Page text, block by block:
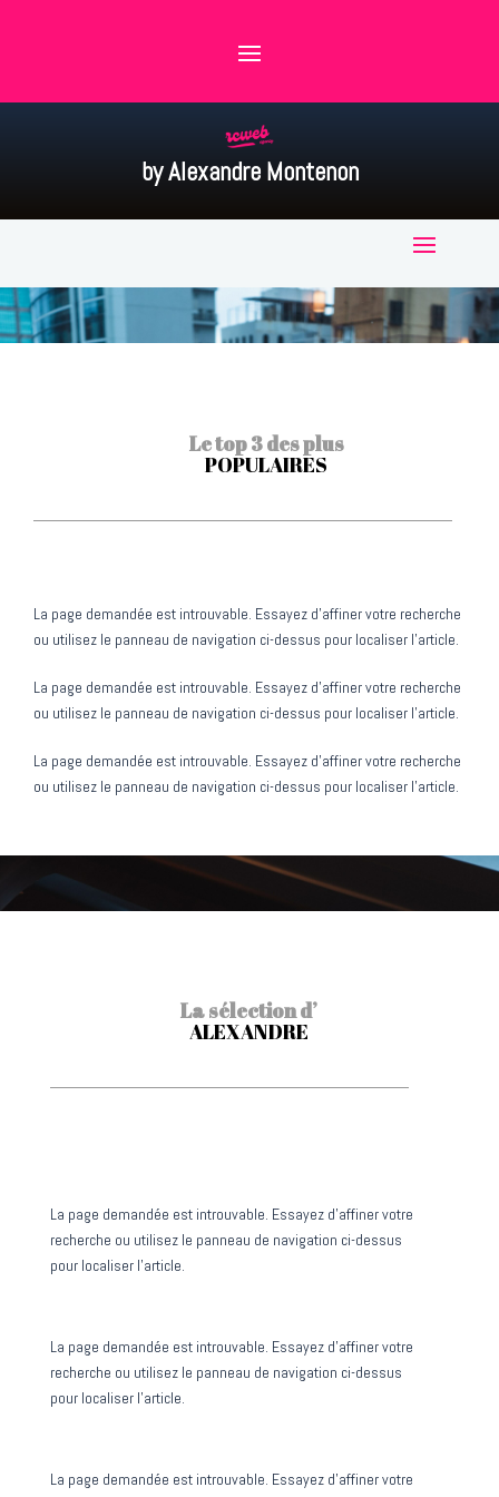
by Alexandre Montenon
Le top 3 des plus
POPULAIRES
La page demandée est introuvable. Essayez d'affiner votre recherche
ou utilisez le panneau de navigation ci-dessus pour localiser l'article.
La page demandée est introuvable. Essayez d'affiner votre recherche
ou utilisez le panneau de navigation ci-dessus pour localiser l'article.
La page demandée est introuvable. Essayez d'affiner votre recherche
ou utilisez le panneau de navigation ci-dessus pour localiser l'article.
La sélection d’
ALEXANDRE
La page demandée est introuvable. Essayez d'affiner votre
recherche ou utilisez le panneau de navigation ci-dessus
pour localiser l'article.
La page demandée est introuvable. Essayez d'affiner votre
recherche ou utilisez le panneau de navigation ci-dessus
pour localiser l'article.
La page demandée est introuvable. Essayez d'affiner votre